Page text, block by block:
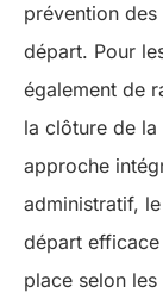
prévention
départ. Pour
également de
la clôture de la
approche
administratif,
départ
place selon